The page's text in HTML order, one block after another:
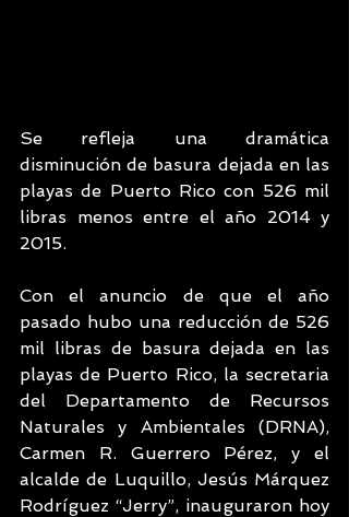
Se refleja una dramática
disminución de basura dejada en las
playas de Puerto Rico con 526 mil
libras menos entre el año 2014 y
2015.
Con el anuncio de que el año
pasado hubo una reducción de 526
mil libras de basura dejada en las
playas de Puerto Rico, la secretaria
del Departamento de Recursos
Naturales y Ambientales (DRNA),
Carmen R. Guerrero Pérez, y el
alcalde de Luquillo, Jesús Márquez
Rodríguez “Jerry”, inauguraron hoy